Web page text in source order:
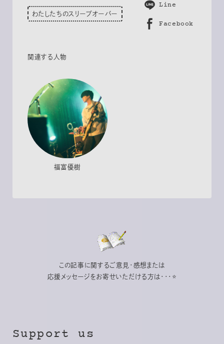
わたしたちのスリープオーバー
Line
Facebook
関連する人物
福富優樹
この記事に関するご意見・感想または
応援メッセージをお寄せいただける方は・・・⭐
Support us